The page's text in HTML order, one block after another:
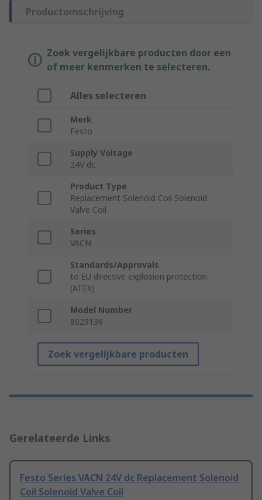
Productomschrijving
Zoek vergelijkbare producten door een
of meer kenmerken te selecteren.
Alles selecteren
Merk
Festo
Supply Voltage
24V dc
Product Type
Replacement Solenoid Coil Solenoid
Valve Coil
Series
VACN
Standards/Approvals
to EU directive explosion protection
(ATEX)
Model Number
8029136
Zoek vergelijkbare producten
Gerelateerde Links
Festo Series VACN 24V dc Replacement Solenoid
Coil Solenoid Valve Coil